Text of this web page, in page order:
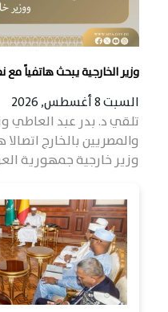
وزير الخارجية يبحث هاتفياً مع
السبت 8 أغسطس, 2026
تلقي د. بدر عبد العاطي
والمصريين بالخارج
وزير خارجية جمهورية